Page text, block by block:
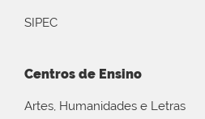
SIPEC
Centros de Ensino
Artes, Humanidades e Letras